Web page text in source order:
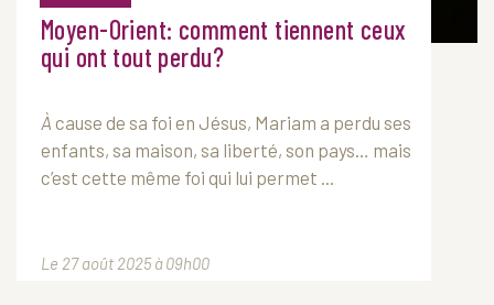
Moyen-Orient: comment tiennent ceux
qui ont tout perdu?
À cause de sa foi en Jésus, Mariam a perdu ses
enfants, sa maison, sa liberté, son pays… mais
c’est cette même foi qui lui permet ...
Le 27 août 2025 à 09h00